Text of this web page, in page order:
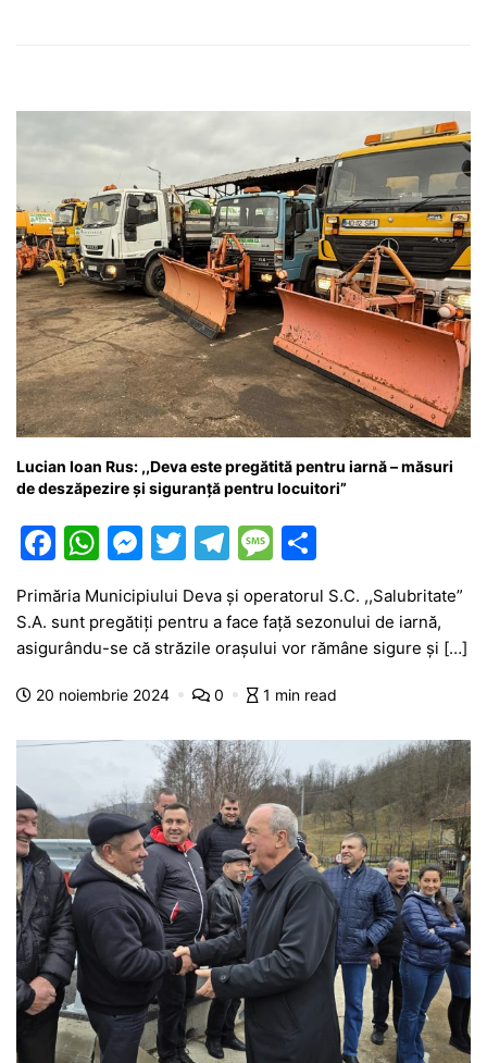
Lucian Ioan Rus: ,,Deva este pregătită pentru iarnă – măsuri
de deszăpezire și siguranță pentru locuitori”
F
c
e
b
o
o
W
at
s
A
p
p
M
s
s
e
g
er
T
itt
er
T
e
gr
a
m
M
s
s
a
e
ta
je
a
z
ă
Primăria Municipiului Deva și operatorul S.C. ,,Salubritate”
S.A. sunt pregătiți pentru a face față sezonului de iarnă,
asigurându-se că străzile orașului vor rămâne sigure și […]
20 noiembrie 2024 0 1 min read